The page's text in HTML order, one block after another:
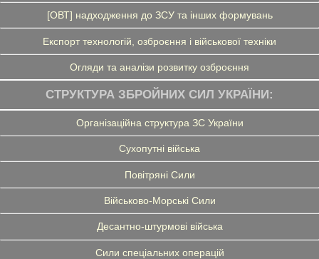
[ОВТ] надходження до ЗСУ та інших формувань
Експорт технологій, озброєння і військової техніки
Огляди та аналізи розвитку озброєння
СТРУКТУРА ЗБРОЙНИХ СИЛ УКРАЇНИ:
Організаційна структура ЗС України
Сухопутні війська
Повітряні Сили
Військово-Морські Сили
Десантно-штурмові війська
Сили спеціальних операцій